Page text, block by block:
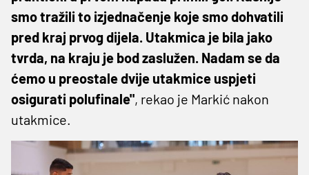
smo tražili to izjednačenje koje smo dohvatili
pred kraj prvog dijela. Utakmica je bila jako
tvrda, na kraju je bod zaslužen. Nadam se da
ćemo u preostale dvije utakmice uspjeti
osigurati polufinale", rekao je Markić nakon
utakmice.